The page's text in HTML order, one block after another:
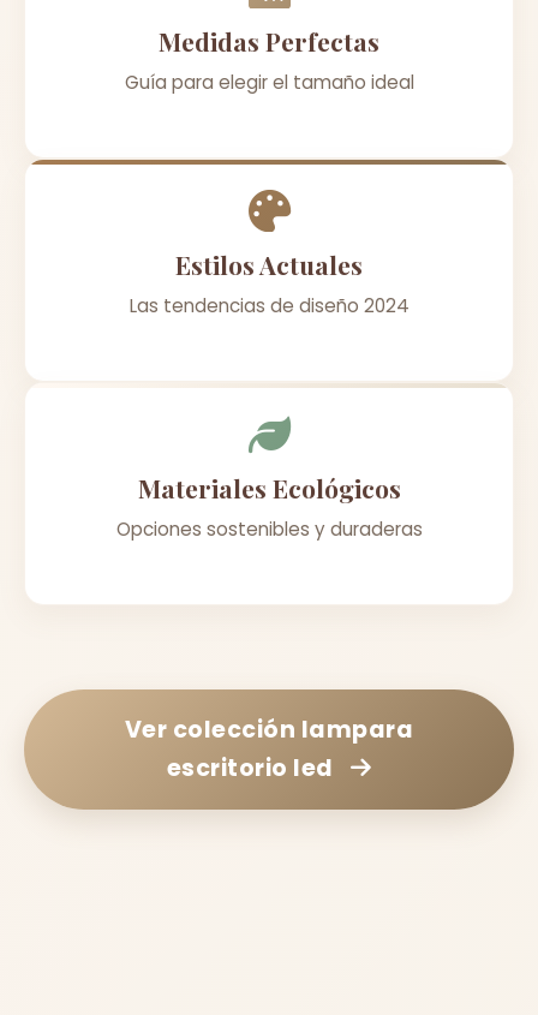
Medidas Perfectas
Guía para elegir el tamaño ideal
Estilos Actuales
Las tendencias de diseño 2024
Materiales Ecológicos
Opciones sostenibles y duraderas
Ver colección lampara
escritorio led